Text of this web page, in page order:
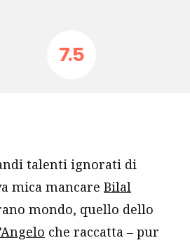
7.5
talenti ignorati di
mica mancare Bilal
mondo, quello dello
che raccatta – pur